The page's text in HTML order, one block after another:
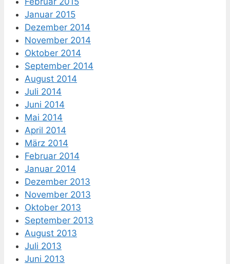
Januar 2015
Dezember 2014
November 2014
Oktober 2014
September 2014
August 2014
Juli 2014
Juni 2014
Mai 2014
April 2014
März 2014
Februar 2014
Januar 2014
Dezember 2013
November 2013
Oktober 2013
September 2013
August 2013
Juli 2013
Juni 2013